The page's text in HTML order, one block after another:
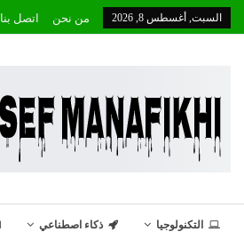
السبت, أغسطس 8, 2026 من نحن اتصل بنا
التكنولوجيا ذكاء اصطناعي